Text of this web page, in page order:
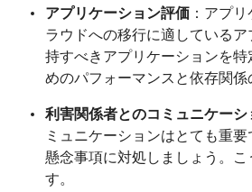
アプリケーション評価 ：アプ
ラウドへの移行に適している
持すべきアプリケーションを
めのパフォーマンスと依存関係
利害関係者とのコミュニケー
ミュニケーションはとても重
懸念事項に対処しましょう。
す。